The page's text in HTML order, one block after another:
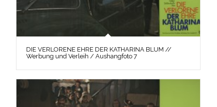
DIE VERLORENE EHRE DER KATHARINA BLUM //
Werbung und Verleih / Aushangfoto 7